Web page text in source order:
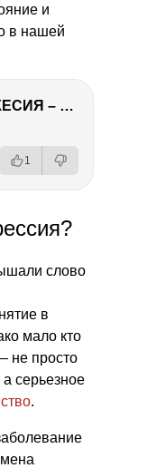
и
в нашей
КАРАЧАЕВО-ЧЕРКЕСИЯ – ПУТЕШЕСТВИЕ НА КАВКАЗ часть 2
1
слово
в
мало кто
не просто
серьезное
.